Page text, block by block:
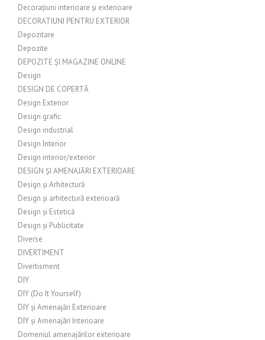
Decorațiuni interioare și exterioare
DECORATIUNI PENTRU EXTERIOR
Depozitare
Depozite
DEPOZITE ȘI MAGAZINE ONLINE
Design
DESIGN DE COPERTĂ
Design Exterior
Design grafic
Design industrial
Design Interior
Design interior/exterior
DESIGN ȘI AMENAJĂRI EXTERIOARE
Design și Arhitectură
Design și arhitectură exterioară
Design și Estetică
Design și Publicitate
Diverse
DIVERTIMENT
Divertisment
DIY
DIY (Do It Yourself)
DIY și Amenajări Exterioare
DIY și Amenajări Interioare
Domeniul amenajărilor exterioare